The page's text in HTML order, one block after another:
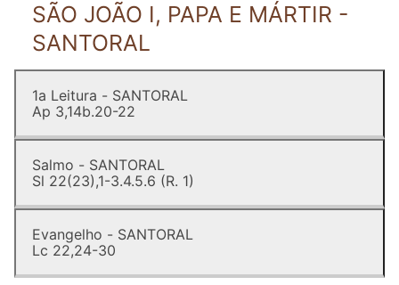
SÃO JOÃO I, PAPA E MÁRTIR -
SANTORAL
1a Leitura - SANTORAL
Ap 3,14b.20-22
Salmo - SANTORAL
Sl 22(23),1-3.4.5.6 (R. 1)
Evangelho - SANTORAL
Lc 22,24-30